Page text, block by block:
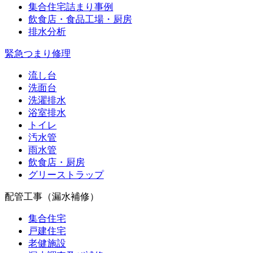
集合住宅詰まり事例
飲食店・食品工場・厨房
排水分析
緊急つまり修理
流し台
洗面台
洗濯排水
浴室排水
トイレ
汚水管
雨水管
飲食店・厨房
グリーストラップ
配管工事（漏水補修）
集合住宅
戸建住宅
老健施設